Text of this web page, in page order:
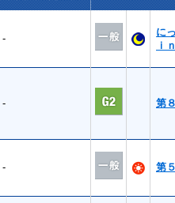
-
に
ｉ
- 第
- 第